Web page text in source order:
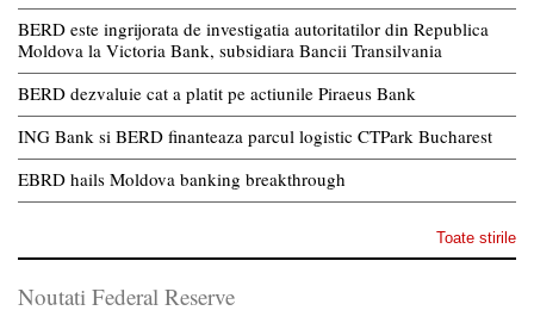
BERD este ingrijorata de investigatia autoritatilor din Republica
Moldova la Victoria Bank, subsidiara Bancii Transilvania
BERD dezvaluie cat a platit pe actiunile Piraeus Bank
ING Bank si BERD finanteaza parcul logistic CTPark Bucharest
EBRD hails Moldova banking breakthrough
Toate stirile
Noutati Federal Reserve